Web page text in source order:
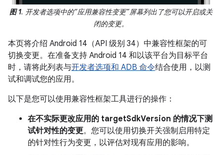
图 1. 开发者选项中的“应用兼容性变更”屏幕列出了您可以开启或关
闭的变更。
本页将介绍 Android 14（API 级别 34）中兼容性框架的可
切换变更。在准备支持 Android 14 和以该平台为目标平台
时，请将此列表与开发者选项和 ADB 命令结合使用，以测
试和调试您的应用。
以下是您可以使用兼容性框架工具进行的操作：
在不实际更改应用的 targetSdkVersion 的情况下测
试针对性的变更。您可以使用切换开关强制启用特定
的针对性行为变更，以评估对现有应用的影响。